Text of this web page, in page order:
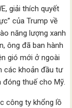
giải thích quyết
của Trump về
năng lượng xanh
ông đã ban hành
gió mới ở ngoài
các khoản đầu tư
thuế cho Mỹ.
công ty khổng lồ